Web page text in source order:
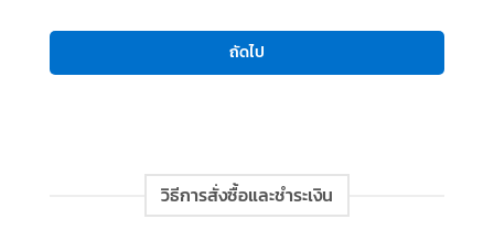
ถัดไป
วิธีการสั่งซื้อและชำระเงิน